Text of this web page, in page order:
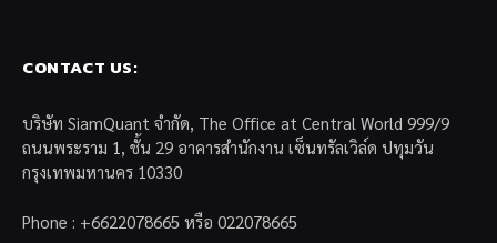
CONTACT US:
บริษัท SiamQuant จำกัด, The Office at Central World 999/9
ถนนพระราม 1, ชั้น 29 อาคารสำนักงาน เซ็นทรัลเวิล์ด ปทุมวัน
กรุงเทพมหานคร 10330
Phone : +6622078665 หรือ 022078665